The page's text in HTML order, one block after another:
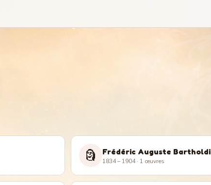
🗿 Frédéric Auguste Bartholdi
1834 – 1904· 1 œuvres